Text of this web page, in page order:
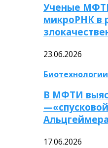
Ученые
микроРНК в
23.06.2026
Биотехнологии
В МФТИ
17.06.2026